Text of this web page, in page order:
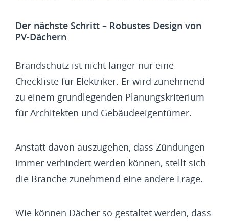
Der nächste Schritt – Robustes Design von
PV-Dächern
Brandschutz ist nicht länger nur eine
Checkliste für Elektriker. Er wird zunehmend
zu einem grundlegenden Planungskriterium
für Architekten und Gebäudeeigentümer.
Anstatt davon auszugehen, dass Zündungen
immer verhindert werden können, stellt sich
die Branche zunehmend eine andere Frage.
Wie können Dächer so gestaltet werden, dass